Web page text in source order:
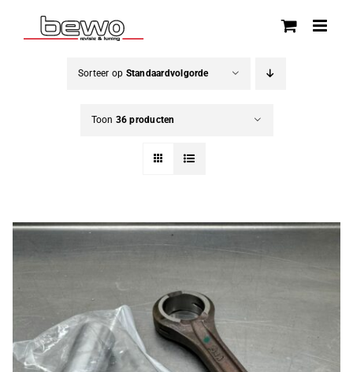
naar
Sorteer op Standaardvolgorde
Toon 36 producten